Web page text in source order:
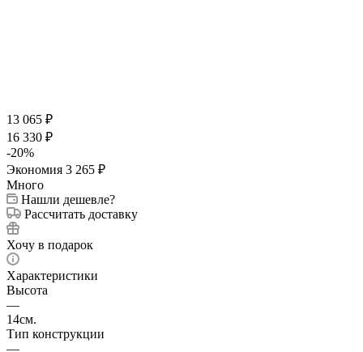
13 065 ₽
16 330 ₽
-20%
Экономия 3 265 ₽
Много
Нашли дешевле?
Рассчитать доставку
Хочу в подарок
Характеристики
Высота
—
14см.
Тип конструкции
—